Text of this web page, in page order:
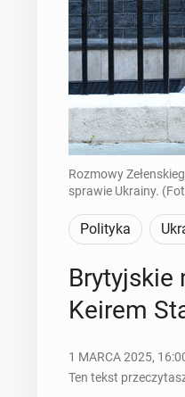
Rozmowy
sprawie Ukrainy.
Polityka
Bry­tyj­skie
Keirem
1 MARCA 2025,
Ten tekst